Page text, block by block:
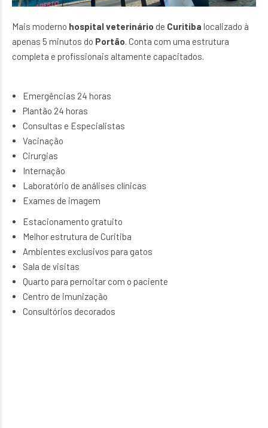
Mais moderno hospital veterinário de Curitiba localizado à
apenas 5 minutos do Portão. Conta com uma estrutura
completa e profissionais altamente capacitados.
Emergências 24 horas
Plantão 24 horas
Consultas e Especialistas
Vacinação
Cirurgias
Internação
Laboratório de análises clínicas
Exames de imagem
Estacionamento gratuito
Melhor estrutura de Curitiba
Ambientes exclusivos para gatos
Sala de visitas
Quarto para pernoitar com o paciente
Centro de imunização
Consultórios decorados